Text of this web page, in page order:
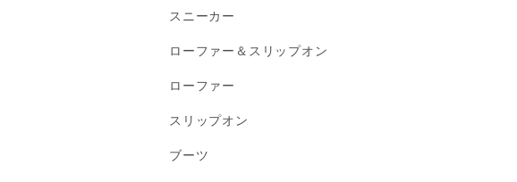
スニーカー
ローファー＆スリップオン
ローファー
スリップオン
ブーツ